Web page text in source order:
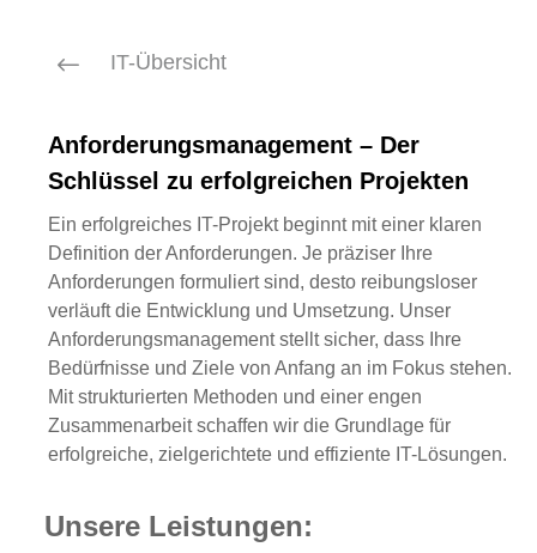
# IT-Übersicht
Anforderungsmanagement – Der
Schlüssel zu erfolgreichen Projekten
Ein erfolgreiches IT-Projekt beginnt mit einer klaren
Definition der Anforderungen. Je präziser Ihre
Anforderungen formuliert sind, desto reibungsloser
verläuft die Entwicklung und Umsetzung. Unser
Anforderungsmanagement stellt sicher, dass Ihre
Bedürfnisse und Ziele von Anfang an im Fokus stehen.
Mit strukturierten Methoden und einer engen
Zusammenarbeit schaffen wir die Grundlage für
erfolgreiche, zielgerichtete und effiziente IT-Lösungen.
Unsere Leistungen: